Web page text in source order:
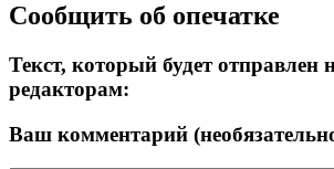
Сообщить об опечатке
Текст, который будет отправлен
редакторам:
Ваш комментарий